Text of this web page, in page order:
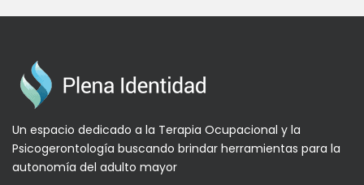
Un espacio dedicado a la Terapia Ocupacional y la
Psicogerontología buscando brindar herramientas para la
autonomía del adulto mayor